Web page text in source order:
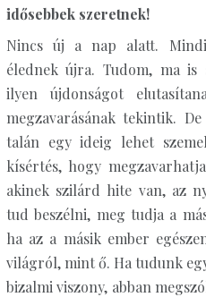
idősebbek szeretnek!
Nincs új a nap alatt.
élednek újra. Tudom, ma
ilyen újdonságot
megzavarásának tekintik.
talán egy ideig lehet
kísértés, hogy
akinek szilárd hite van, az
tud beszélni, meg tudja a
ha az a másik ember
világról, mint ő. Ha tudunk
bizalmi viszony, abban